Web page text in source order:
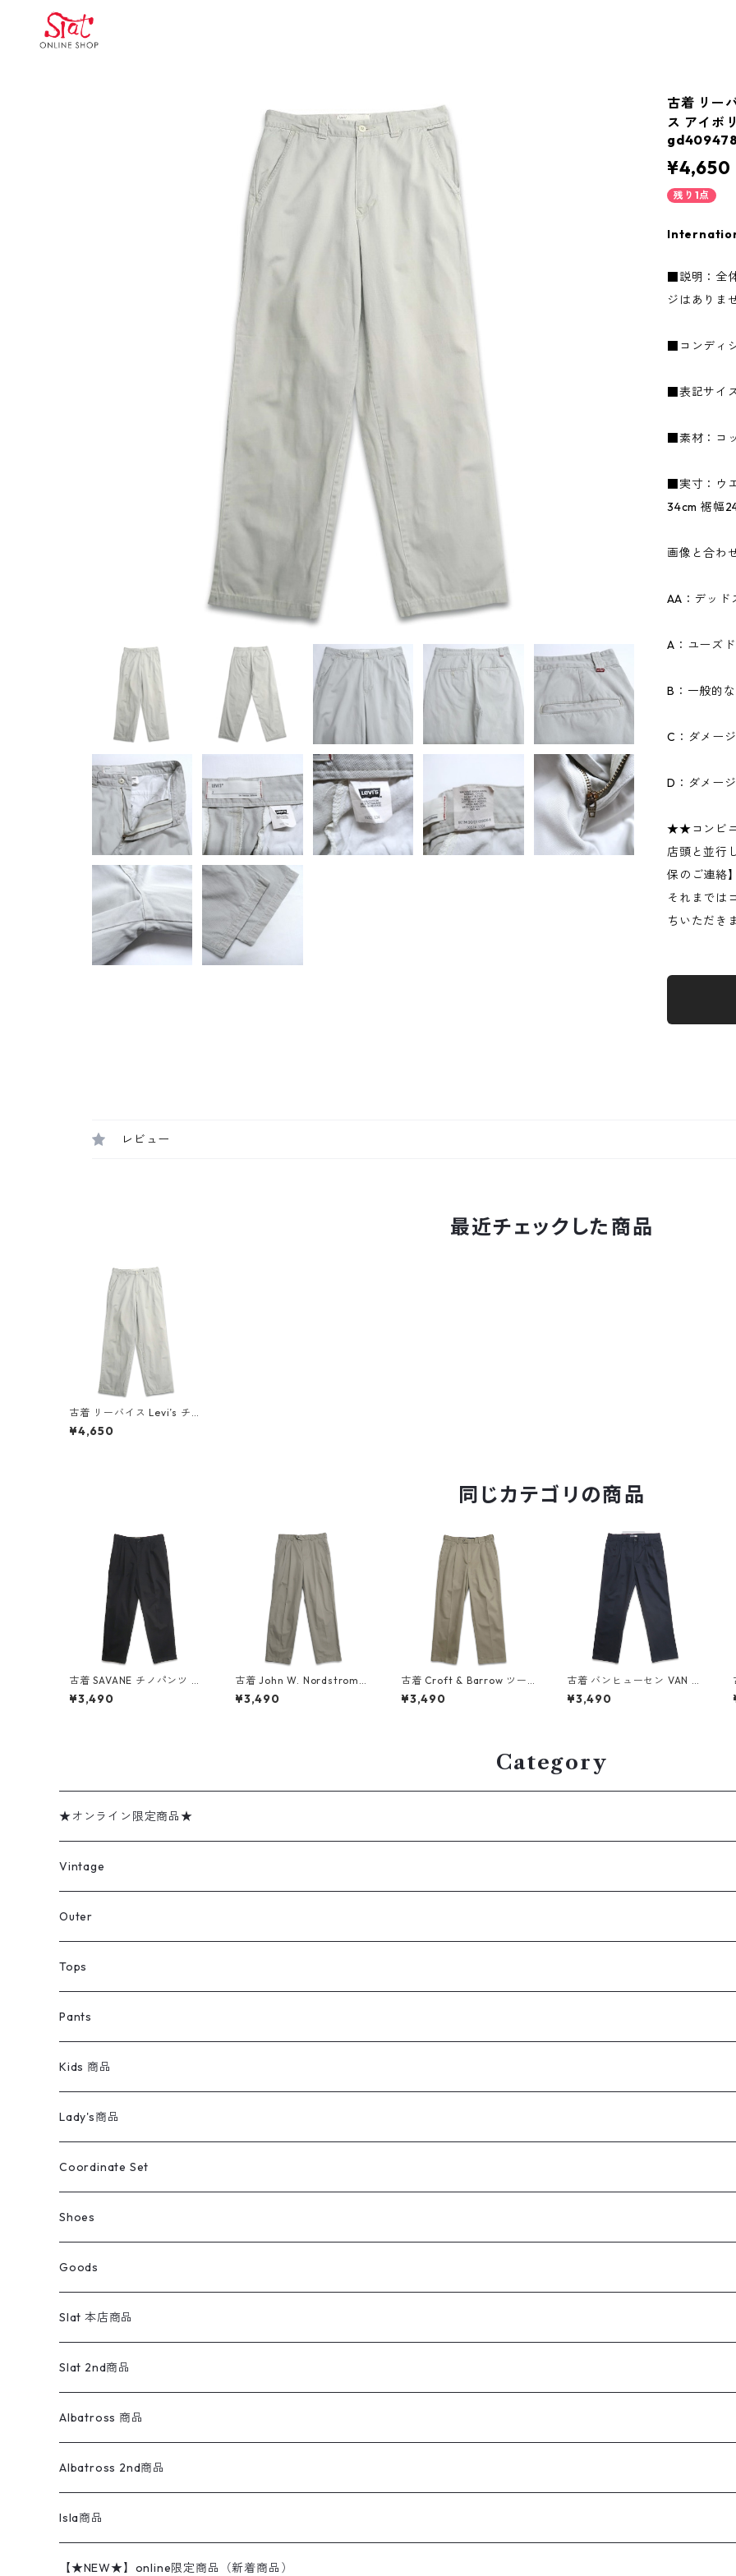
古着 リー
ス アイボ
¥4,650
残り1点
■説明：全
ジはありま
■コンディ
■表記サイ
■素材：コ
■実寸：ウ
34cm 裾幅
画像と合わ
AA：デッド
A：ユーズ
B：一般的
C：ダメー
D：ダメー
★★コンビ
店頭と並行
保のご連絡
それまでは
ちいただき
レビュー
最近チェックした商品
古着 リーバイス Levi’s チノ
パンツ ノータック スラック
ス アイボリーオフホワイト
¥4,650
同じカテゴリの商品
古着 SAVANE チノパンツ ス
ラックス ツータック ブラッ
ク 表記：W34L30 gd409
¥3,490
古着 John W. Nordstrom
ツータック チノパンツ ベー
ジュ 表記：W33L32 gd4
¥3,490
古着 Croft & Barrow ツー
タック チノパンツ ベージュ
ブラウン系 表記：W32L30
¥3,490
古着 バンヒューセン VAN H
EUSEN ツータック チノパン
ツ ネイビーグレー 表記：W
¥3,490
Category
★オンライン限定商品★
ミリタリーデッドストック
アウター
デニムジャケット
ミリタリージャケット
コート
ナイロンジャケット
レザー
テーラードジャケット
トップス
半袖シャツ
長袖シャツ
セーター・カーディガン
パンツ
デニムパンツ
ミリタリーパンツ
スラックス
オーバーオール・つなぎ
レディース
アウター
トップス
キッズ
アウター
トップス
ライフスタイル雑貨
ラグ・ブランケット
ブランド
ラルフローレン
リーバイス
カーハート
Vintage
Jacket
Tee
Sweat Shirts
REVERSE WEAVE
Pants
Shirts
Ladies
Sweater
Goods
Military
Outer
コート
デニムジャケット
ミリタリージャケット
スウィングトップ
アウトドアナイロンジャケット
スポーツナイロンジャケット
ワークジャケット
テーラードジャケット
ウールジャケット
ダウンジャケット
レザージャケット
Otherジャケット
Tops
Tシャツ
長袖シャツ
ブランドシャツ
ストライプシャツ
柄シャツ
ワークシャツ
半袖シャツ
ポロシャツ
スウェット・パーカ
プリントスウェット
ロゴスウェット
ベスト
セーター・カーディガン
アランセーター
ウールセーター
フリース
Pants
デニムパンツ
501,505
バギーズデニム
ミリタリーパンツ
チノパンツ
イージーパンツ
スラックス
ワークパンツ
コーデュロイパンツ
オーバーオール・つなぎ
ショーツ
Otherパンツ
Kids 商品
Vintage
Tops
Pants
Tops
Pants
Lady's商品
Tシャツ
ブラウス／シャツ／デザイントップス
長袖
半袖
ベスト／キャミソール
スウェット
ニット
ジャケット
スカート
パンツ(w30以下)
ワンピース
Coordinate Set
Shoes
22cm以下
22.5cm
23cm
23.5cm
24cm
24.5cm
25cm
Goods
バンダナ
Slat 本店商品
Outer
Tee
Shirts
S/S Shirts
L/S Shirts
Sweat Shirts
REVERSE WEAVE
Sweater
Slat 2nd商品
アウター
ハンティングジャケット
アウトドアジャケット
長袖シャツ
アウトドアシャツ
ブランドシャツ
半袖シャツ
アウトドアシャツ
スウェット シャツ
Albatross 商品
Vintage sweater
Outer
Sailing Jacket
Other Tops
Albatross 2nd商品
70sアイテム
Marlboro
Isla商品
2点セットコーデ
【★NEW★】online限定商品（新着商品）